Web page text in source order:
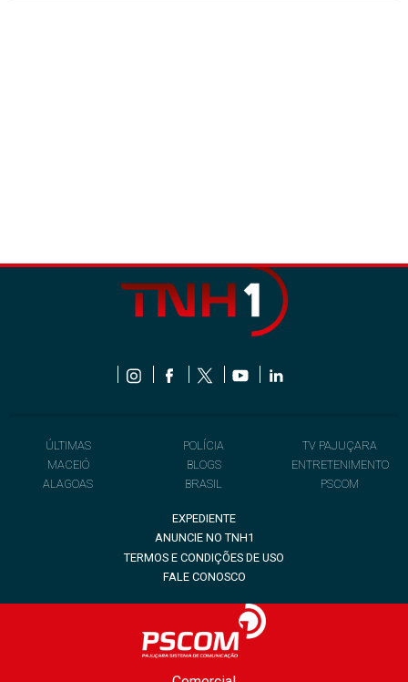
ÚLTIMAS
MACEIÓ
ALAGOAS
POLÍCIA
BLOGS
BRASIL
TV PAJUÇARA
ENTRETENIMENTO
PSCOM
EXPEDIENTE
ANUNCIE NO TNH1
TERMOS E CONDIÇÕES DE USO
FALE CONOSCO